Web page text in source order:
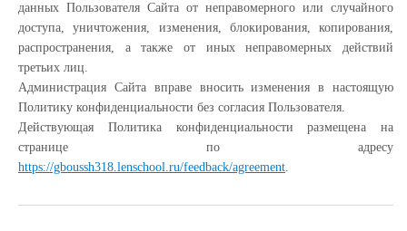
данных Пользователя Сайта от неправомерного или случайного
доступа, уничтожения, изменения, блокирования, копирования,
распространения, а также от иных неправомерных действий
третьих лиц.
Администрация Сайта вправе вносить изменения в настоящую
Политику конфиденциальности без согласия Пользователя.
Действующая Политика конфиденциальности размещена на
странице по адресу
https://gboussh318.lenschool.ru/feedback/agreement.